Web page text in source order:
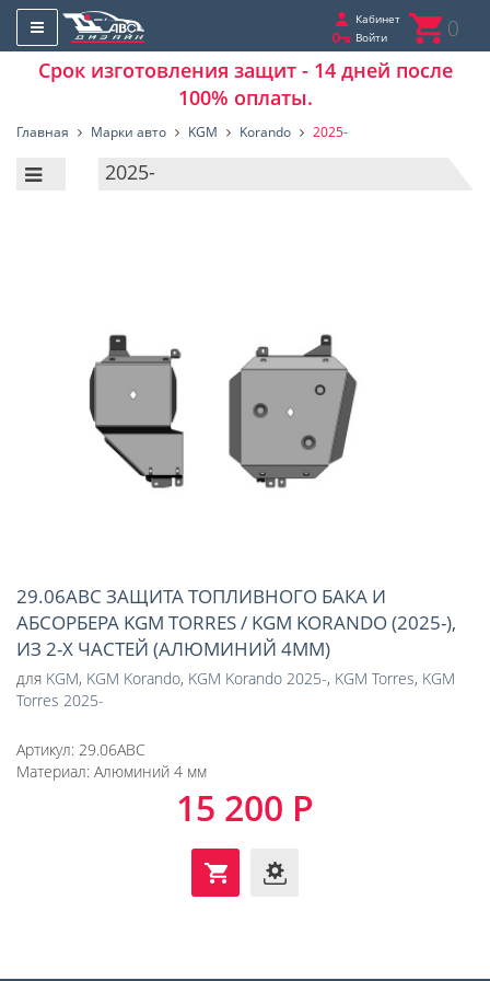
Кабинет
Войти
0
Срок изготовления защит - 14 дней после
100% оплаты.
Главная Марки авто KGM Korando 2025-
2025-
29.06ABC ЗАЩИТА ТОПЛИВНОГО БАКА И
АБСОРБЕРА KGM TORRES / KGM KORANDO (2025-),
ИЗ 2-Х ЧАСТЕЙ (АЛЮМИНИЙ 4ММ)
для KGM, KGM Korando, KGM Korando 2025-, KGM Torres, KGM
Torres 2025-
Артикул: 29.06ABC
Материал: Алюминий 4 мм
15 200 Р